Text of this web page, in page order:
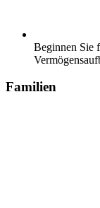
Beginnen Sie
Familien